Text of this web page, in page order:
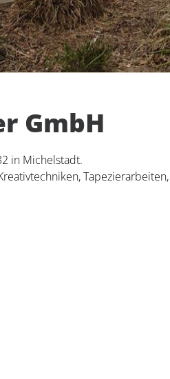
GmbH
in Michelstadt.
Tapezierarbeiten,